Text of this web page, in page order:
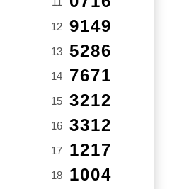
12 9149
13 5286
14 7671
15 3212
16 3312
17 1217
18 1004